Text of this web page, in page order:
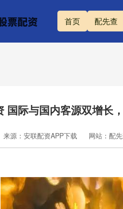
首页 配先查
国际与国内客源双增长
来源：安联配资APP下载 网站：配